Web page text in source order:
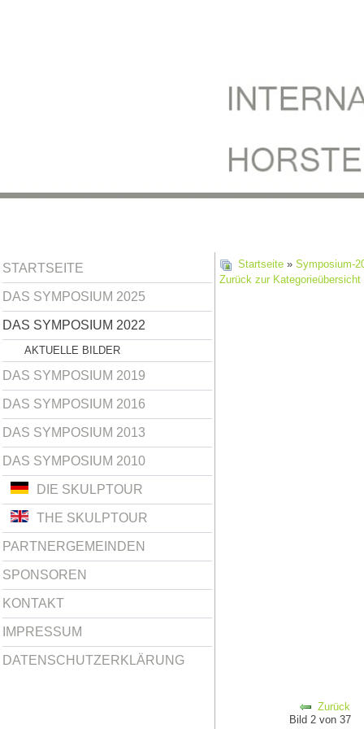
STARTSEITE
DAS SYMPOSIUM 2025
DAS SYMPOSIUM 2022
AKTUELLE BILDER
DAS SYMPOSIUM 2019
DAS SYMPOSIUM 2016
DAS SYMPOSIUM 2013
DAS SYMPOSIUM 2010
DIE SKULPTOUR
THE SKULPTOUR
PARTNERGEMEINDEN
SPONSOREN
KONTAKT
IMPRESSUM
DATENSCHUTZERKLÄRUNG
Startseite » Symposium-
Zurück zur Kategorieübersicht
Zurück
Bild 2 von 37